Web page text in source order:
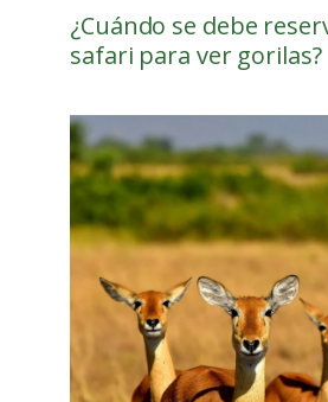
¿Cuándo se debe
safari para ver gorilas?